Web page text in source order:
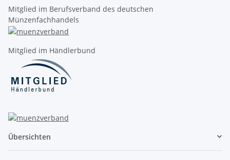
Mitglied im Berufsverband des deutschen
Münzenfachhandels
Mitglied im Händlerbund
Übersichten